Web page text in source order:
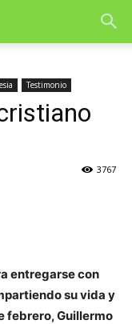
Testimonio
3767
entregarse con
su vida y
febrero, Guillermo